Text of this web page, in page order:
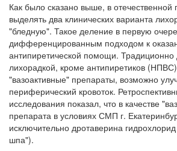
Как было сказано выше, в отечественной
выделять два клинических варианта
"бледную". Такое деление в первую
дифференцированным подходом к
антипиретической помощи.
лихорадкой, кроме антипиретиков
"вазоактивные" препараты, возможно
периферический кровоток.
исследования показал, что в качестве
препарата в условиях СМП г.
исключительно дротаверина
шпа").